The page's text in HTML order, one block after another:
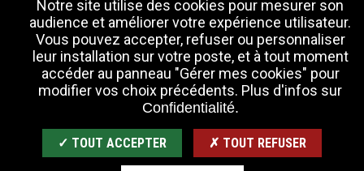
Notre site utilise des cookies pour mesurer son
audience et améliorer votre expérience utilisateur.
Vous pouvez accepter, refuser ou personnaliser
leur installation sur votre poste, et à tout moment
accéder au panneau "Gérer mes cookies" pour
modifier vos choix précédents. Plus d'infos sur
Confidentialité.
✓ TOUT ACCEPTER ✗ TOUT REFUSER